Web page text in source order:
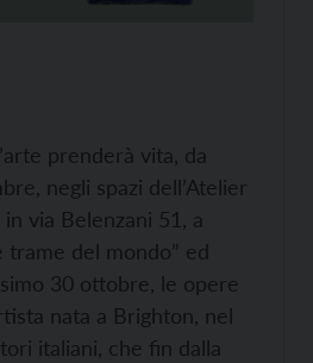
prenderà vita, da
negli spazi dell’Atelier
via Belenzani 51, a
trame del mondo” ed
30 ottobre, le opere
nata a Brighton, nel
italiani, che fin dalla